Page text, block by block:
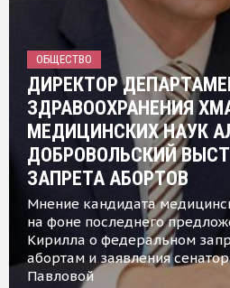
ОБЩЕСТВО
ДИРЕКТОР
ЗДРАВООХРАНЕНИЯ
МЕДИЦИНСКИХ НАУК
ДОБРОВОЛЬСКИЙ
ЗАПРЕТА АБОРТОВ
Мнение кандидата
на фоне последнего
Кирилла о федеральном
абортам и заявления
Павловой